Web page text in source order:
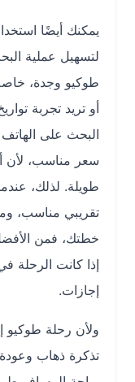
يمكنك أيضًا استخدام
لتسهيل عملية البحث
طوكيو وجدة، خاصة إذا
أو تريد تجربة تواريخ
البحث على الهاتف
سعر مناسب، لأن أسعار
طويلة. لذلك، عندما
تقريبي مناسب، ومدة
خطتك، فمن الأفضل
إذا كانت الرحلة في
إجازات.
ولأن رحلة طوكيو إلى
تذكرة ذهاب وعودة